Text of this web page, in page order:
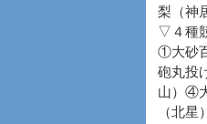
梨（神
▽４種
①大砂
砲丸投
山）④
（北星）